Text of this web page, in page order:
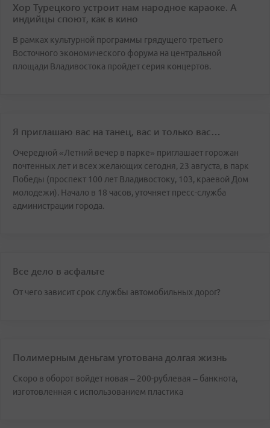
Хор Турецкого устроит нам народное караоке. А
индийцы споют, как в кино
В рамках культурной программы грядущего третьего
Восточного экономического форума на центральной
площади Владивостока пройдет серия концертов.
Я приглашаю вас на танец, вас и только вас…
Очередной «Летний вечер в парке» приглашает горожан
почтенных лет и всех желающих сегодня, 23 августа, в парк
Победы (проспект 100 лет Владивостоку, 103, краевой Дом
молодежи). Начало в 18 часов, уточняет пресс-служба
администрации города.
Все дело в асфальте
От чего зависит срок службы автомобильных дорог?
Полимерным деньгам уготована долгая жизнь
Скоро в оборот войдет новая – 200-рублевая – банкнота,
изготовленная с использованием пластика